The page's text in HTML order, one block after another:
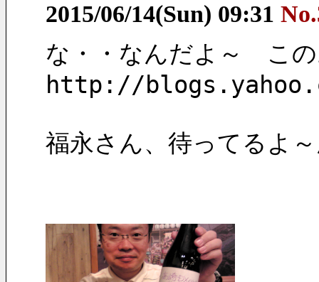
2015/06/14(Sun) 09:31
な・・なんだよ～　こ
http://
福永さん、待ってるよ